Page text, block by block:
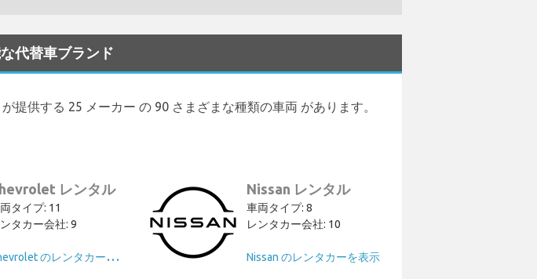
代替車ブランド
供する 25 メーカー の 90 さまざまな種類の車両 があります。
レンタル
タイプ: 11
タカー会社: 9
C
hevrolet のレンタカーを表示
Nissan レンタル
車両タイプ: 8
レンタカー会社: 10
Nissan のレンタカーを表示